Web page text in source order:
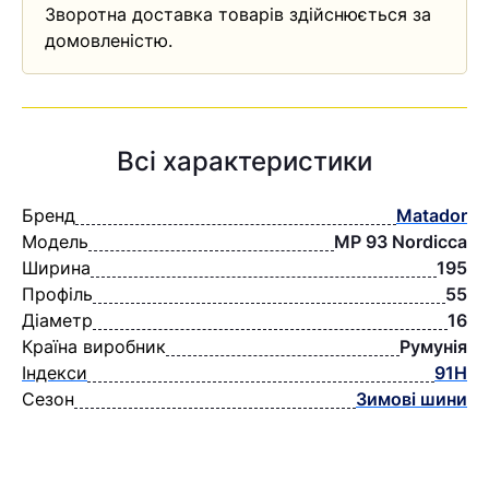
Зворотна доставка товарів здійснюється за
домовленістю.
Всі характеристики
Бренд
Matador
Модель
MP 93 Nordicca
Ширина
195
Профіль
55
Діаметр
16
Країна виробник
Румунія
Індекси
91H
Сезон
Зимові шини